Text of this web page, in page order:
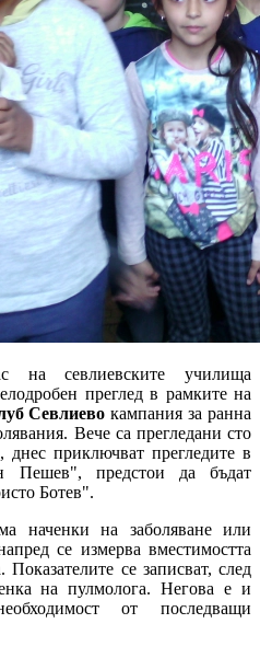
севлиевските училища
преглед в рамките на
Севлиево кампания за ранна
Вече са прегледани сто
приключват прегледите в
Пешев", предстои да бъдат
Ботев".
наченки на заболяване или
се измерва вместимостта
се записват, след
на пулмолога. Негова е и
от последващи